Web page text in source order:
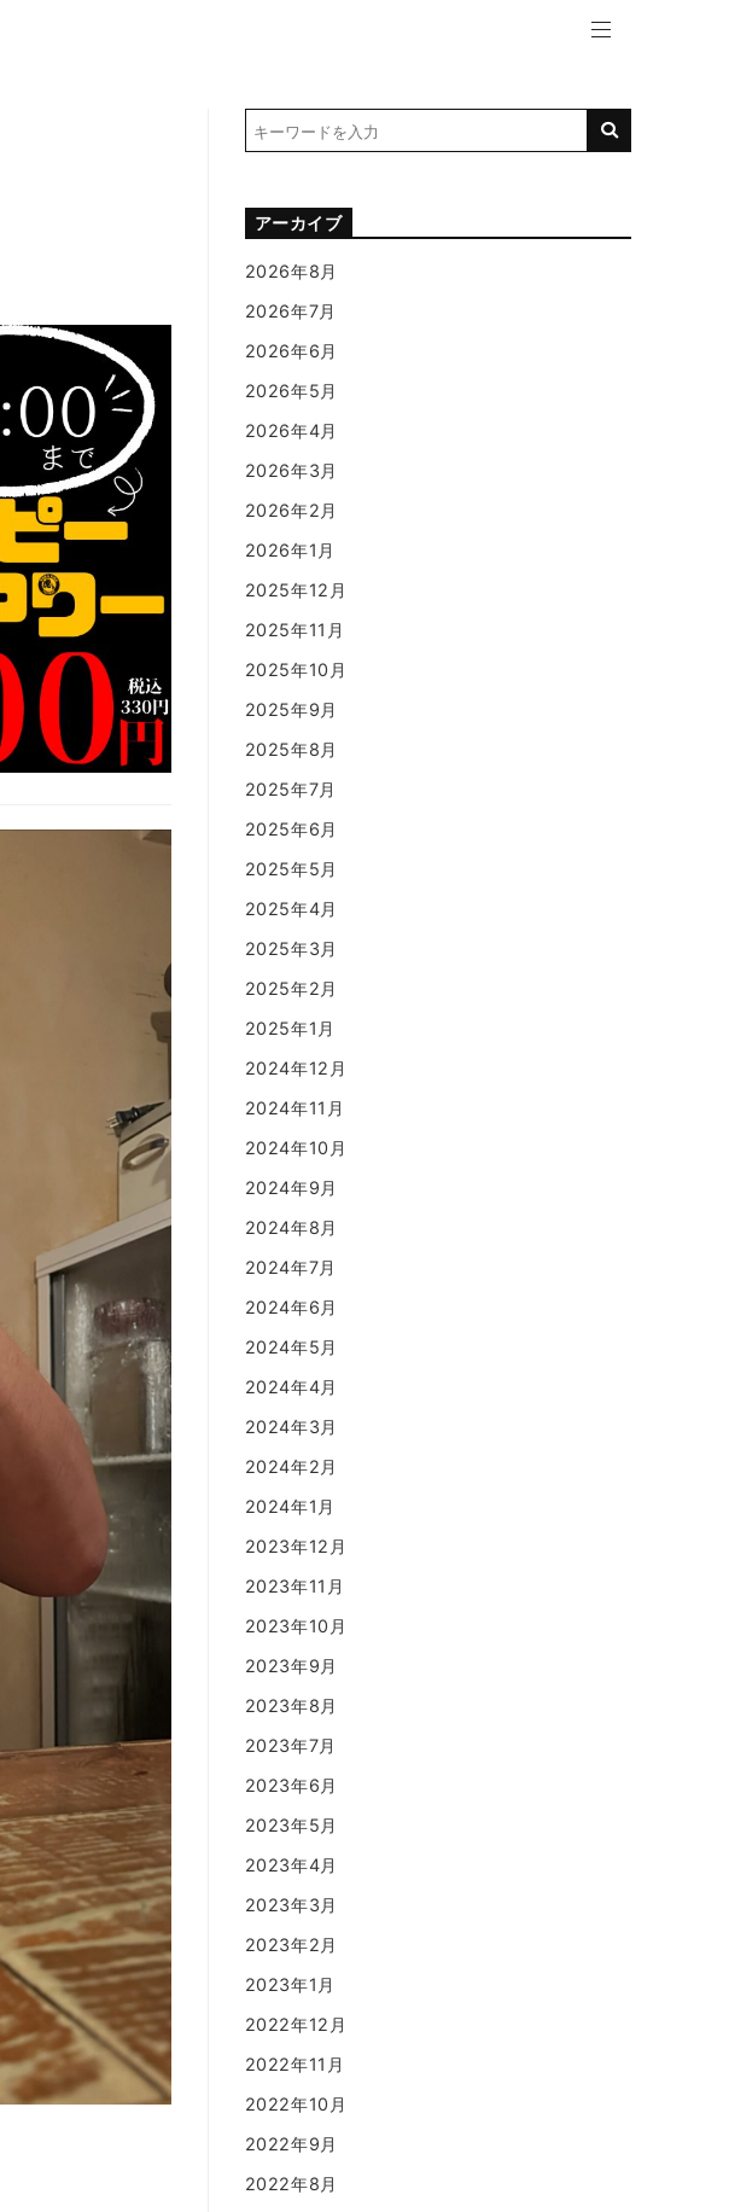
アーカイブ
2026年8月
2026年7月
2026年6月
2026年5月
2026年4月
2026年3月
2026年2月
2026年1月
2025年12月
2025年11月
2025年10月
2025年9月
2025年8月
2025年7月
2025年6月
2025年5月
2025年4月
2025年3月
2025年2月
2025年1月
2024年12月
2024年11月
2024年10月
2024年9月
2024年8月
2024年7月
2024年6月
2024年5月
2024年4月
2024年3月
2024年2月
2024年1月
2023年12月
2023年11月
2023年10月
2023年9月
2023年8月
2023年7月
2023年6月
2023年5月
2023年4月
2023年3月
2023年2月
2023年1月
2022年12月
2022年11月
2022年10月
2022年9月
2022年8月